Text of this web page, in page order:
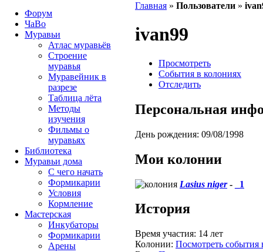
Главная » Пользователи »
ivan99
Просмотреть
События в колониях
Отследить
Персональная
День рождения: 09/08/1998
Мои колонии
Lasius niger- _1
История
Время участия: 14 лет
Колонии: Посмотреть события
Форум
ЧаВо
Муравьи
Атлас муравьёв
Строение
муравья
Муравейник в
разрезе
Таблица лёта
Методы
изучения
Фильмы о
муравьях
Библиотека
Муравьи дома
С чего начать
Формикарии
Условия
Кормление
Мастерская
Инкубаторы
Формикарии
Арены